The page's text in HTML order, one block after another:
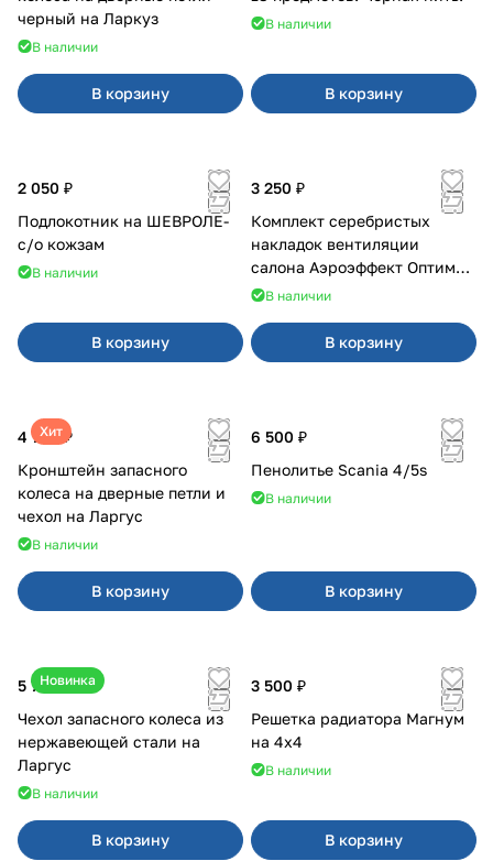
черный на Ларкуз
В наличии
В корзину
В наличии
В корзину
2 050 ₽
Подлокотник на ШЕВРОЛЕ-
с/о кожзам
В наличии
В корзину
3 250 ₽
Комплект серебристых
накладок вентиляции
салона Аэроэффект Оптимал
на 4х4
В наличии
В корзину
Хит
4 700 ₽
Кронштейн запасного
колеса на дверные петли и
чехол на Ларгус
В наличии
В корзину
6 500 ₽
Пенолитье Scania 4/5s
В наличии
В корзину
Новинка
5 700 ₽
Чехол запасного колеса из
нержавеющей стали на
Ларгус
В наличии
В корзину
3 500 ₽
Решетка радиатора Магнум
на 4х4
В наличии
В корзину